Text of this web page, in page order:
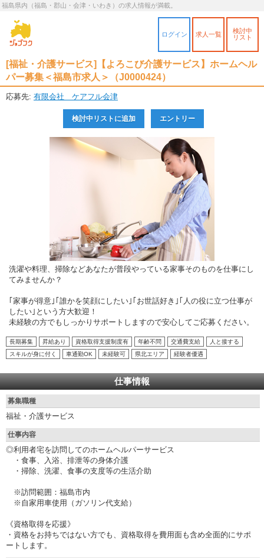
福島県内（福島・郡山・会津・いわき）の求人情報が満載。
ログイン 求人一覧
検討中
リスト
[福祉・介護サービス]【よろこび介護サービス】ホームヘル
パー募集＜福島市求人＞
（J0000424）
応募先: 有限会社 ケアフル会津
検討中リストに追加 エントリー
洗濯や料理、掃除などあなたが普段やっている家事そのものを仕事にし
てみませんか？
｢家事が得意｣｢誰かを笑顔にしたい｣｢お世話好き｣｢人の役に立つ仕事が
したい｣という方大歓迎！
未経験の方でもしっかりサポートしますので安心してご応募ください。
長期募集 昇給あり 資格取得支援制度有 年齢不問 交通費支給
人と接する
スキルが身に付く
車通勤OK 未経験可 県北エリア 経験者優遇
仕事情報
募集職種
福祉・介護サービス
仕事内容
◎利用者宅を訪問してのホームヘルパーサービス
・食事、入浴、排泄等の身体介護
・掃除、洗濯、食事の支度等の生活介助
※訪問範囲：福島市内
※自家用車使用（ガソリン代支給）
《資格取得を応援》
・資格をお持ちではない方でも、資格取得を費用面も含め全面的にサポ
ートします。